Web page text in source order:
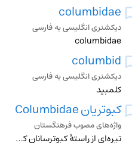
columbidae
دیکشنری انگلیسی به فارسی
columbidae
columbid
دیکشنری انگلیسی به فارسی
کلمبید
کبوتریانColumbidae
واژه‌های مصوب فرهنگستان
تیره‌ای از راستۀ کبوترسانان که اندازۀ آن کوچک تا متوسط است با سر کوچک و پرهای زینتی نرم و بسیار متراکم